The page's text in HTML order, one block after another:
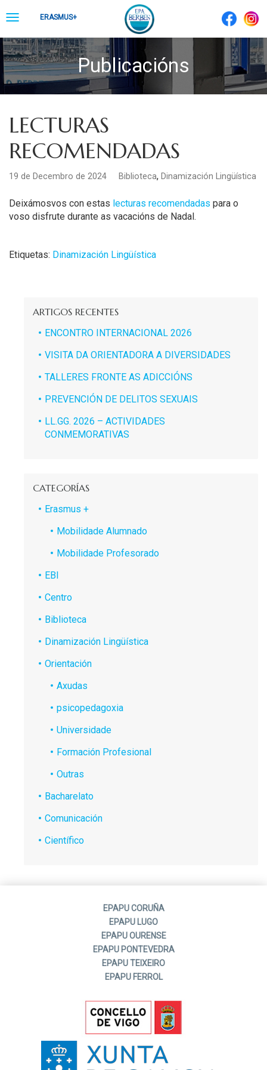
to ToggleERASMUS+
Publicacións
LECTURAS
RECOMENDADAS
19 de Decembro de 2024 Biblioteca, Dinamización Lingüística
Deixámosvos con estas lecturas recomendadas para o
voso disfrute durante as vacacións de Nadal.
Etiquetas: Dinamización Lingüística
ARTIGOS RECENTES
ENCONTRO INTERNACIONAL 2026
VISITA DA ORIENTADORA A DIVERSIDADES
TALLERES FRONTE AS ADICCIÓNS
PREVENCIÓN DE DELITOS SEXUAIS
LL.GG. 2026 – ACTIVIDADES
CONMEMORATIVAS
CATEGORÍAS
Erasmus +
Mobilidade Alumnado
Mobilidade Profesorado
EBI
Centro
Biblioteca
Dinamización Lingüística
Orientación
Axudas
psicopedagoxia
Universidade
Formación Profesional
Outras
Bacharelato
Comunicación
Científico
EPAPU CORUÑA
EPAPU LUGO
EPAPU OURENSE
EPAPU PONTEVEDRA
EPAPU TEIXEIRO
EPAPU FERROL